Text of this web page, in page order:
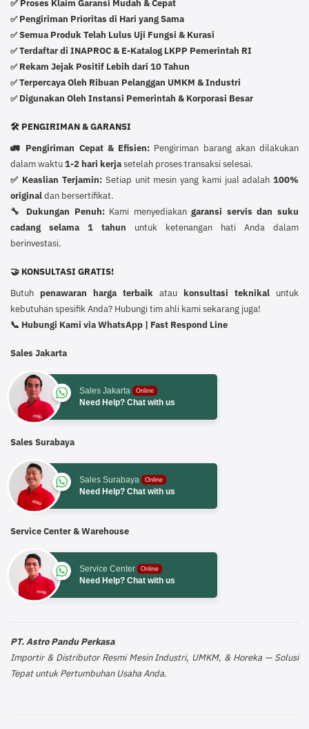
✅ Proses Klaim Garansi Mudah & Cepat
✅ Pengiriman Prioritas di Hari yang Sama
✅Semua Produk Telah Lulus Uji Fungsi & Kurasi
✅Terdaftar di INAPROC & E-Katalog LKPP Pemerintah RI
✅ Rekam Jejak Positif Lebih dari 10 Tahun
✅Terpercaya Oleh Ribuan Pelanggan UMKM & Industri
✅ Digunakan Oleh Instansi Pemerintah & Korporasi Besar
🛠️ PENGIRIMAN & GARANSI
🚛 Pengiriman Cepat & Efisien: Pengiriman barang akan dilakukan
dalam waktu1-2 hari kerjasetelah proses transaksi selesai.
✅ Keaslian Terjamin: Setiap unit mesin yang kami jual adalah100%
originaldan bersertifikat.
🔧 Dukungan Penuh:Kami menyediakangaransi servis dan suku
cadang selama 1 tahun untuk ketenangan hati Anda dalam
berinvestasi.
🤝 KONSULTASI GRATIS!
Butuh penawaran harga terbaik atau konsultasi teknikal untuk
kebutuhan spesifik Anda? Hubungi tim ahli kami sekarang juga!
📞 Hubungi Kami via WhatsApp | Fast Respond Line
Sales Jakarta
Sales Jakarta Online
Need Help? Chat with us
Sales Surabaya
Sales Surabaya Online
Need Help? Chat with us
Service Center & Warehouse
Service Center Online
Need Help? Chat with us
PT. Astro Pandu Perkasa
Importir & Distributor Resmi Mesin Industri, UMKM, & Horeka — Solusi
Tepat untuk Pertumbuhan Usaha Anda.